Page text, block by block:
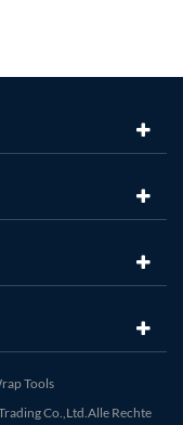
Tools
Co.,Ltd.Alle Rechte